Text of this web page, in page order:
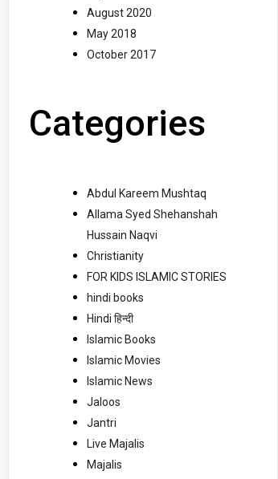
August 2020
May 2018
October 2017
Categories
Abdul Kareem Mushtaq
Allama Syed Shehanshah
Hussain Naqvi
Christianity
FOR KIDS ISLAMIC STORIES
hindi books
Hindi हिन्दी
Islamic Books
Islamic Movies
Islamic News
Jaloos
Jantri
Live Majalis
Majalis